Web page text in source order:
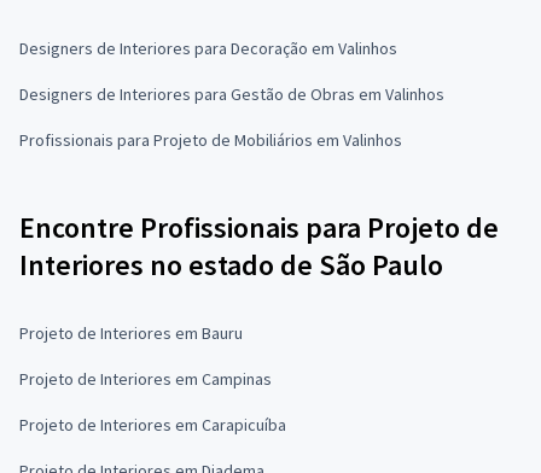
Designers de Interiores para Decoração em Valinhos
Designers de Interiores para Gestão de Obras em Valinhos
Profissionais para Projeto de Mobiliários em Valinhos
Encontre Profissionais para Projeto de
Interiores no estado de São Paulo
Projeto de Interiores em Bauru
Projeto de Interiores em Campinas
Projeto de Interiores em Carapicuíba